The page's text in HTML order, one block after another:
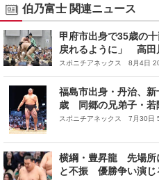
伯乃富士 関連ニュース
甲府市出身で35歳の
戻れるように」 高田
スポニチアネックス 8月4日
福島市出身・丹治、
歳 同郷の兄弟子・若
スポニチアネックス 7月30日
横綱・豊昇龍 先場所
と不振 優勝争い演じ